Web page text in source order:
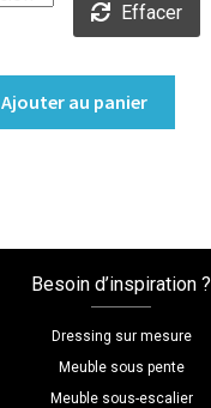
Effacer
Ajouter au panier
Besoin d’inspiration ?
Dressing sur mesure
Meuble sous pente
Meuble sous-escalier